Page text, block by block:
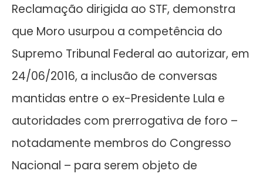
Reclamação dirigida ao STF, demonstra
que Moro usurpou a competência do
Supremo Tribunal Federal ao autorizar, em
24/06/2016, a inclusão de conversas
mantidas entre o ex-Presidente Lula e
autoridades com prerrogativa de foro –
notadamente membros do Congresso
Nacional – para serem objeto de